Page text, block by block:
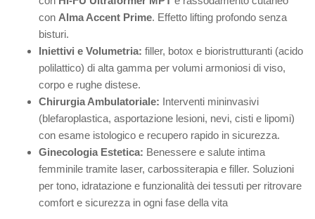
con Alma Accent Prime. Effetto lifting profondo senza
bisturi.
Iniettivi e Volumetria: filler, botox e bioristrutturanti (acido
polilattico) di alta gamma per volumi armoniosi di viso,
corpo e rughe distese.
Chirurgia Ambulatoriale: Interventi mininvasivi
(blefaroplastica, asportazione lesioni, nevi, cisti e lipomi)
con esame istologico e recupero rapido in sicurezza.
Ginecologia Estetica: Benessere e salute intima
femminile tramite laser, carbossiterapia e filler. Soluzioni
per tono, idratazione e funzionalità dei tessuti per ritrovare
comfort e sicurezza in ogni fase della vita